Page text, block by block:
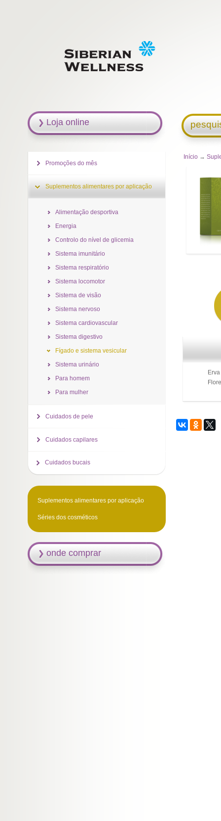
Início →
Loja online
Promoções do mês
Suplementos alimentares por aplicação
Alimentação desportiva
Energia
Controlo do nível de glicemia
Sistema imunitário
Sistema respiratório
Sistema locomotor
Sistema de visão
Sistema nervoso
Sistema cardiovascular
Sistema digestivo
Fígado e sistema vesicular
Sistema urinário
Para homem
Para mulher
Cuidados de pele
Cuidados capilares
Cuidados bucais
Suplementos alimentares por aplicação
Séries dos cosméticos
onde comprar